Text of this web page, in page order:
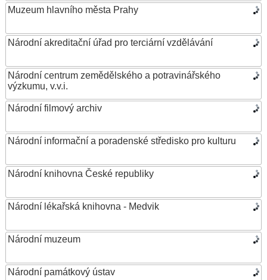
Muzeum hlavního města Prahy
Národní akreditační úřad pro terciární vzdělávání
Národní centrum zemědělského a potravinářského
výzkumu, v.v.i.
Národní filmový archiv
Národní informační a poradenské středisko pro kulturu
Národní knihovna České republiky
Národní lékařská knihovna - Medvik
Národní muzeum
Národní památkový ústav